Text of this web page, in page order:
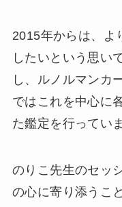
2015年からは、よ
したいという思い
し、ルノルマンカ
ではこれを中心に
た鑑定を行ってい
のりこ先生のセッ
の心に寄り添うこ